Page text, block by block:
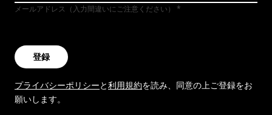
メールアドレス（入力間違いにご注意ください）
登録
プライバシーポリシーと利用規約を読み、同意の上ご登録をお
願いします。